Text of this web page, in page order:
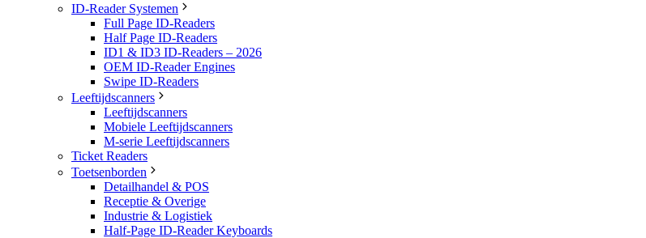
ID-Reader Systemen
Full Page ID-Readers
Half Page ID-Readers
ID1 & ID3 ID-Readers – 2026
OEM ID-Reader Engines
Swipe ID-Readers
Leeftijdscanners
Leeftijdscanners
Mobiele Leeftijdscanners
M-serie Leeftijdscanners
Ticket Readers
Toetsenborden
Detailhandel & POS
Receptie & Overige
Industrie & Logistiek
Half-Page ID-Reader Keyboards